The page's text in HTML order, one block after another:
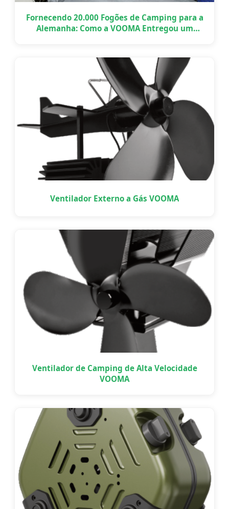
Fornecendo 20.000 Fogões de Camping para a
Alemanha: Como a VOOMA Entregou um
Ventilador Externo a Gás VOOMA
Ventilador de Camping de Alta Velocidade
VOOMA